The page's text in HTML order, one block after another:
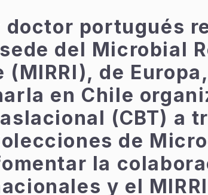
portugués
del Microbial
de
en Chile
(CBT) a
de
la
y el